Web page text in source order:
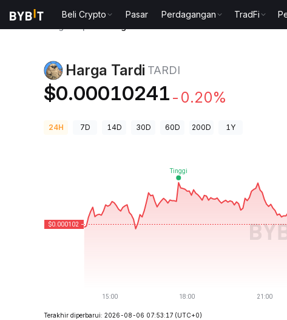
Beli Crypto Pasar Perdagangan TradFi
Harga Tardi TARDI
$0.00010241 -0.20%
24H 7D 14D 30D 60D 200D 1Y
Terakhir diperbarui: 2026-08-06 07:53:17 (UTC+0)